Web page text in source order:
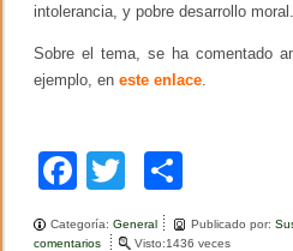
intolerancia, y pobre desarrollo moral.
Sobre el tema, se ha comentado
ejemplo, eneste enlace
F
a
wi o
Categoría:General Publicado por:
comentarios
Visto:1436 veces